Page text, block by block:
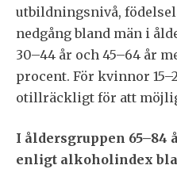
utbildningsnivå,
nedgång bland män i
30–44 år och 45–64 år
procent. För kvinnor
otillräckligt för att
I åldersgruppen 65–84
enligt alkoholindex